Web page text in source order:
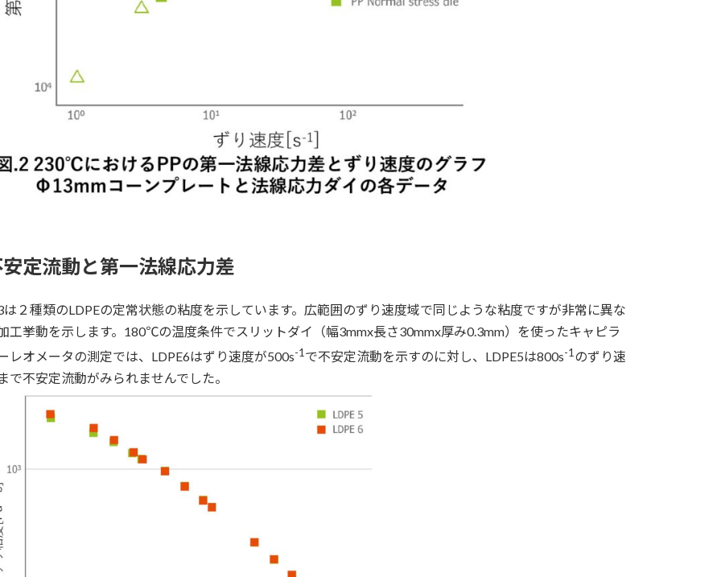
定流動と第一法線応力差
は２種類のLDPEの定常状態の粘度を示しています。広範囲のずり速度域で同じような粘度ですが非常に異な
工挙動を示します。180℃の温度条件でスリットダイ（幅3mmx長さ30mmx厚み0.3mm）を使ったキャピラ
レオメータの測定では、LDPE6はずり速度が500s-1 で不安定流動を示すのに対し、LDPE5は800s-1 のずり速
で不安定流動がみられませんでした。